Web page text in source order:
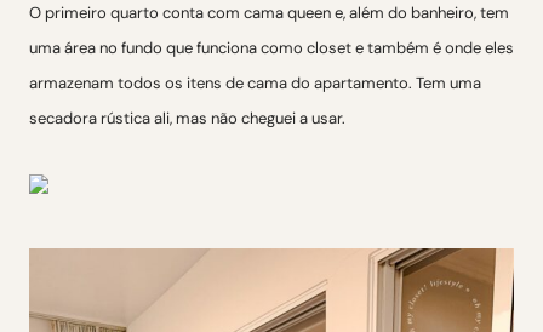
O primeiro quarto conta com cama queen e, além do banheiro, tem
uma área no fundo que funciona como closet e também é onde eles
armazenam todos os itens de cama do apartamento. Tem uma
secadora rústica ali, mas não cheguei a usar.